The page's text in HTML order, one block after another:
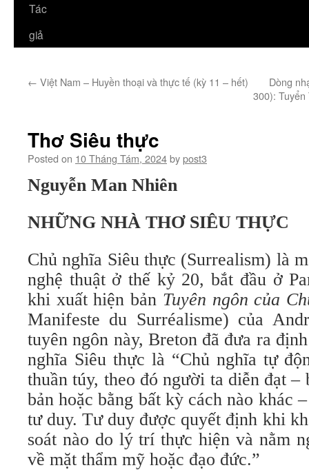
Tác
giả
← Việt Nam – Huyền thoại và thực tế (kỳ 11 – hết)
Dòng
300):
Thơ Siêu thực
Posted on 10 Tháng Tám, 2024bypost3
Nguyễn Man Nhiên
NHỮNG NHÀ THƠ SIÊU THỰC
Chủ nghĩa Siêu thực (Surrealism) là
nghệ thuật ở thế kỷ 20, bắt đầu ở
khi xuất hiện bản Tuyên ngôn của
Manifeste du Surréalisme) của
tuyên ngôn này, Breton đã đưa ra
nghĩa Siêu thực là “Chủ nghĩa tự
thuần túy, theo đó người ta diễn đạt
bản hoặc bằng bất kỳ cách nào khác
tư duy. Tư duy được quyết định khi
soát nào do lý trí thực hiện và nằm
về mặt thẩm mỹ hoặc đạo đức.”